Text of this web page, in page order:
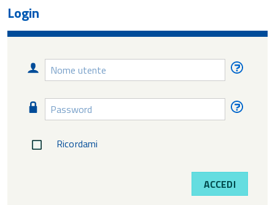
Login
Nome
utente
Password
Ricordami
ACCEDI